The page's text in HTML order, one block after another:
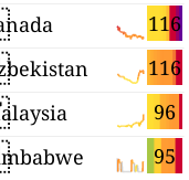
116
116
96
95